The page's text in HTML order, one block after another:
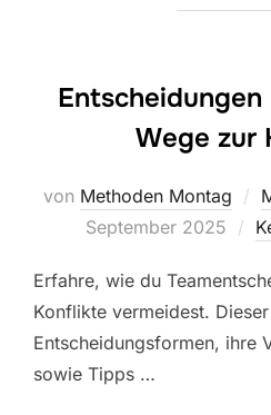
Entscheidungen
Wege zur
von Methoden Montag
September 2025
Erfahre, wie du
Konflikte vermeidest.
Entscheidungsformen, ihre
sowie Tipps …